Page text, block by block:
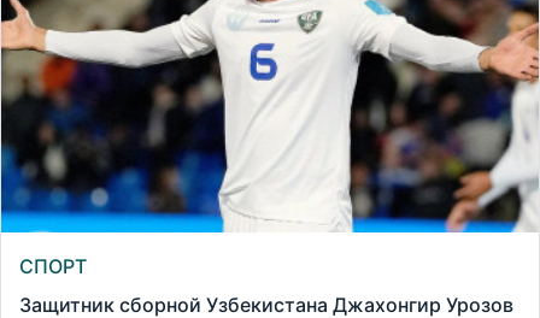
СПОРТ
Защитник сборной Узбекистана Джахонгир Урозов